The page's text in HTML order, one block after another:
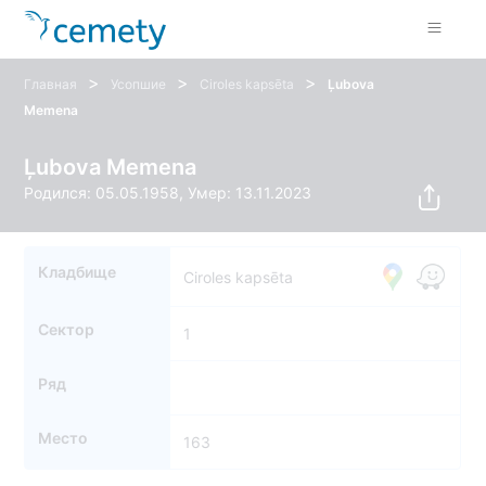
Главная > Усопшие > Ciroles kapsēta >
Ļubova
Memena
Ļubova Memena
Родился: 05.05.1958, Умер: 13.11.2023
Кладбище Ciroles kapsēta
Сектор 1
Ряд
Место 163